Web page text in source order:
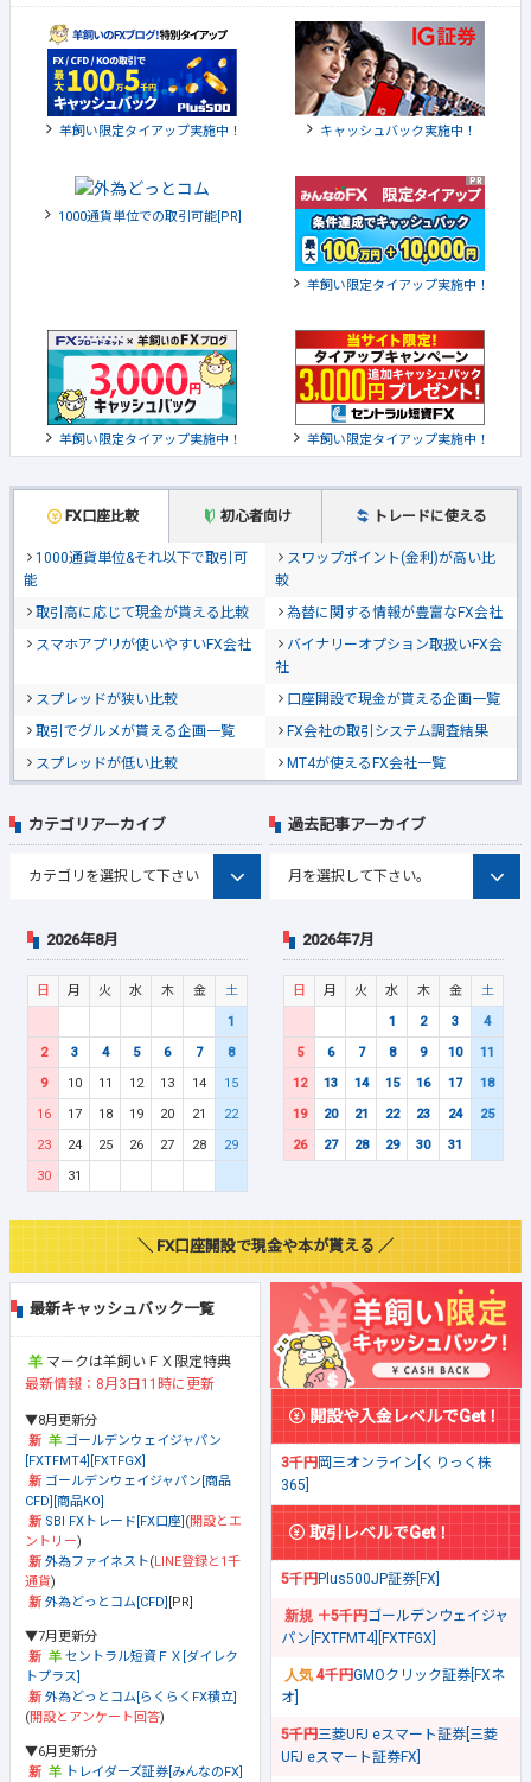
羊飼い限定タイアップ実施中！ キャッシュバック実施中！
1000通貨単位での取引可能[PR]
羊飼い限定タイアップ実施中！
羊飼い限定タイアップ実施中！ 羊飼い限定タイアップ実施中！
FX口座比較 初心者向け トレードに使える
1000通貨単位&それ以下で取引可
能
スワップポイント(金利)が高い比
較
取引高に応じて現金が貰える比較
為替に関する情報が豊富なFX会社
スマホアプリが使いやすいFX会社
バイナリーオプション取扱いFX会
社
スプレッドが狭い比較
口座開設で現金が貰える企画一覧
取引でグルメが貰える企画一覧
FX会社の取引システム調査結果
スプレッドが低い比較
MT4が使えるFX会社一覧
カテゴリアーカイブ 過去記事アーカイブ
2026年8月
日 月 火 水 木 金
土
1
2
3 4 5 6 7
8
9
10 11 12 13 14
15
16
17 18 19 20 21
22
23
24 25 26 27 28
29
30
31
2026年7月
日 月 火 水 木 金
土
1
2 3
4
5
6 7 8 9 10
11
12
13 14 15 16 17
18
19
20 21 22 23 24
25
26
27 28 29 30 31
＼ FX口座開設で現金や本が貰える ／
最新キャッシュバック一覧
マークは羊飼いＦＸ限定特典
最新情報：8月3日11時に更新
▼8月更新分
ゴールデンウェイジャパン
[FXTFMT4][FXTFGX]
ゴールデンウェイジャパン[商品
CFD][商品KO]
SBI FXトレード[FX口座] (開設とエ
ントリー)
外為ファイネスト(LINE登録と1千
通貨)
外為どっとコム[CFD]
[PR]
▼7月更新分
セントラル短資ＦＸ[ダイレク
トプラス]
外為どっとコム[らくらくFX積立]
(開設とアンケート回答)
▼6月更新分
トレイダーズ証券[みんなのFX]
開設や入金レベルでGet！
3千円岡三オンライン[くりっく株
365]
取引レベルでGet！
5千円Plus500JP証券[FX]
＋5千円ゴールデンウェイジャ
パン[FXTFMT4][FXTFGX]
4千円GMOクリック証券[FXネ
オ]
5千円三菱UFJ eスマート証券[三菱
UFJ eスマート証券FX]